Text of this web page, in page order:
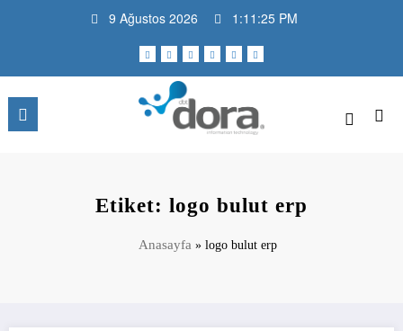
9 Ağustos 2026 1:11:26 PM
Etiket: logo bulut erp
Anasayfa » logo bulut erp